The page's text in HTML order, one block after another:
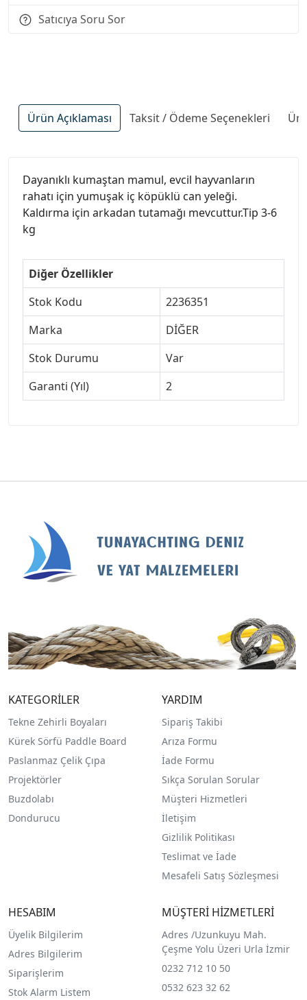
Satıcıya Soru Sor
Ürün Açıklaması Taksit / Ödeme Seçenekleri
Dayanıklı kumaştan mamul, evcil hayvanların
rahatı için yumuşak iç köpüklü can yeleği.
Kaldırma için arkadan tutamağı mevcuttur.Tip 3-6
kg
Diğer Özellikler
Stok Kodu
2236351
Marka
DİĞER
Stok Durumu
Var
Garanti (Yıl)
2
KATEGORİLER
Tekne Zehirli Boyaları
Kürek Sörfü Paddle Board
Paslanmaz Çelik Çıpa
Projektörler
Buzdolabı
Dondurucu
YARDIM
Sipariş Takibi
Arıza Formu
İade Formu
Sıkça Sorulan Sorular
Müşteri Hizmetleri
İletişim
Gizlilik Politikası
Teslimat ve İade
Mesafeli Satış Sözleşmesi
HESABIM
Üyelik Bilgilerim
Adres Bilgilerim
Siparişlerim
Stok Alarm Listem
MÜŞTERİ HİZMETLERİ
Adres /Uzunkuyu Mah.
Çeşme Yolu Üzeri Urla İzmir
0232 712 10 50
0532 623 32 62